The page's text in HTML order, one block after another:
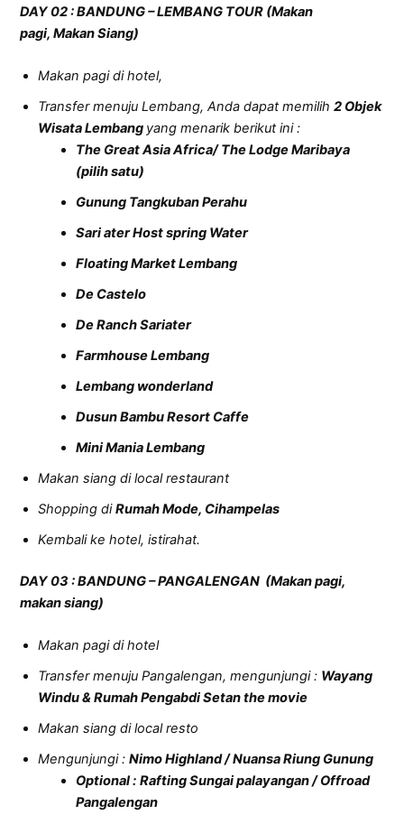
DAY02 :BANDUNG – LEMBANG TOUR (Makan
pagi,Makan Siang)
Makan pagi di hotel,
Transfer menuju Lembang, Anda dapat memilih2 Objek
Wisata Lembang yang menarik berikut ini :
The Great Asia Africa/ The Lodge Maribaya
(pilih satu)
Gunung Tangkuban Perahu
Sari ater Host spring Water
Floating Market Lembang
De Castelo
De Ranch Sariater
Farmhouse Lembang
Lembang wonderland
Dusun Bambu Resort Caffe
Mini Mania Lembang
Makan siang di local restaurant
Shopping diRumah Mode, Cihampelas
Kembali ke hotel, istirahat.
DAY03 :BANDUNG – PANGALENGAN (Makan pagi,
makan siang)
Makan pagi di hotel
Transfer menuju Pangalengan, mengunjungi : Wayang
Windu & Rumah Pengabdi Setan the movie
Makan siang di local resto
Mengunjungi :Nimo Highland / Nuansa Riung Gunung
Optional : Rafting Sungai palayangan / Offroad
Pangalengan